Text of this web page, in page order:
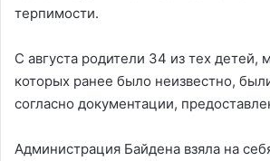
терпимости.
С августа родители 34 из тех детей,
которых ранее было неизвестно,
согласно документации,
Администрация Байдена взяла на